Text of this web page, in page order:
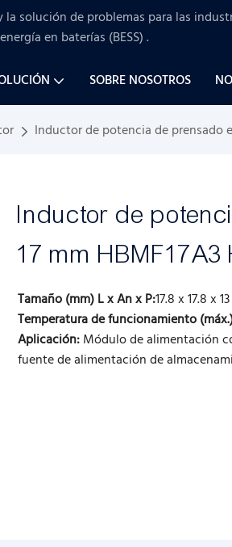
solución de problemas para las
en baterías (BESS).
SOBRE NOSOTROS
Inductor de potencia de prensado
Inductor de
17 mm HBMF17A3
Tamaño (mm) L x An x P:17.8 x 17.8 x 13
Temperatura de funcionamiento
Aplicación:Módulo de alimentación
fuente de alimentación de